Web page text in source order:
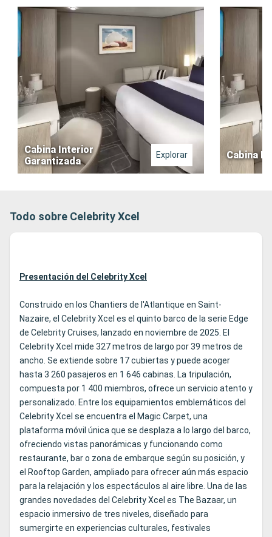
Cabina Interior
Garantizada
Explorar Cabina
Todo sobre Celebrity Xcel
Presentación del Celebrity Xcel
Construido en los Chantiers de l'Atlantique en Saint-
Nazaire, el Celebrity Xcel es el quinto barco de la serie Edge
de Celebrity Cruises, lanzado en noviembre de 2025. El
Celebrity Xcel mide 327 metros de largo por 39 metros de
ancho. Se extiende sobre 17 cubiertas y puede acoger
hasta 3 260 pasajeros en 1 646 cabinas. La tripulación,
compuesta por 1 400 miembros, ofrece un servicio atento y
personalizado. Entre los equipamientos emblemáticos del
Celebrity Xcel se encuentra el Magic Carpet, una
plataforma móvil única que se desplaza a lo largo del barco,
ofreciendo vistas panorámicas y funcionando como
restaurante, bar o zona de embarque según su posición, y
el Rooftop Garden, ampliado para ofrecer aún más espacio
para la relajación y los espectáculos al aire libre. Una de las
grandes novedades del Celebrity Xcel es The Bazaar, un
espacio inmersivo de tres niveles, diseñado para
sumergirte en experiencias culturales, festivales